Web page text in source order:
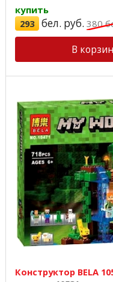
купить
293 бел. руб. 380
В
Конструктор BELA